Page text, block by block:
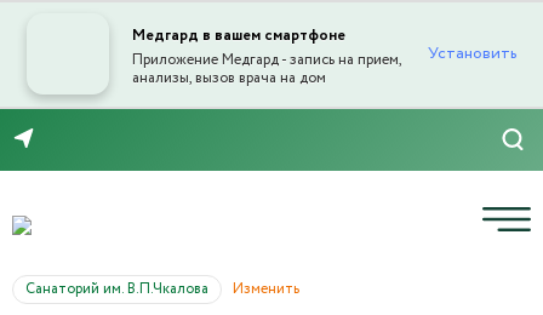
Медгард в вашем смартфоне
Приложение Медгард - запись на прием,
анализы, вызов врача на дом
Установить
Санаторий им. В.П.Чкалова Изменить